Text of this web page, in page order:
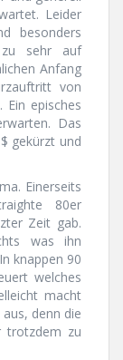
Leider
besonders
sehr auf
Anfang
von
episches
Das
gekürzt und
Einerseits
80er
Zeit gab.
was ihn
knappen 90
welches
macht
denn die
trotzdem zu